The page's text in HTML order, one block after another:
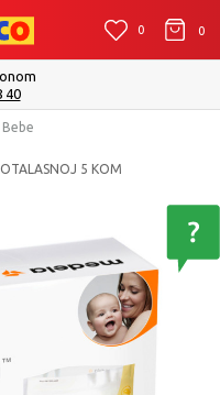
0 0
očekivati u roku od 2 do 4
Bebe
5 KOM